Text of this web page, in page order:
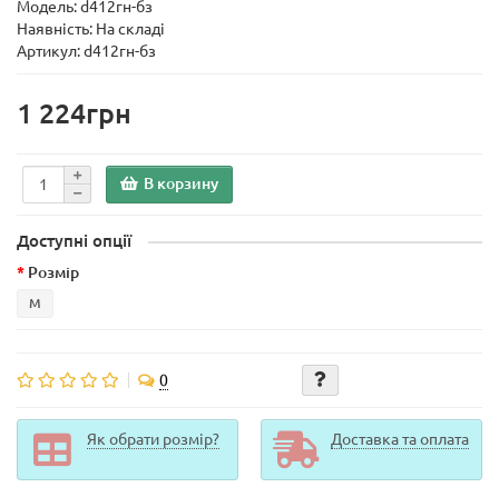
Модель:d412гн-бз
Наявність: На складі
Артикул: d412гн-бз
1 224грн
В корзину
Доступні опції
Розмір
M
0
Як обрати розмір? Доставка та оплата